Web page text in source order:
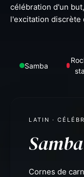
célébration d'un
l'excitation discrète
Samba
LATIN ·
Samba
Cornes de